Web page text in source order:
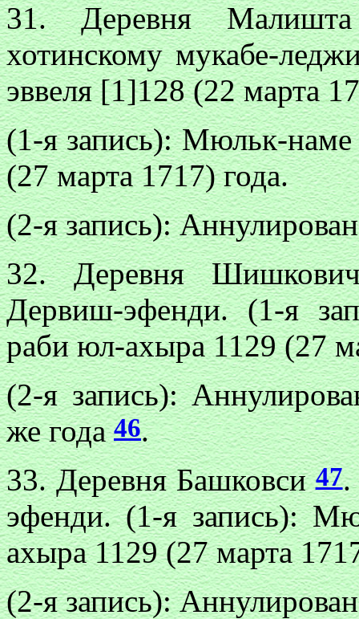
31. Деревня
хотинскому мукабе-
эввеля [1]128 (22 марта
(1-я запись): Мюльк-
(27 марта 1717) года.
(2-я запись):
32. Деревня
Дервиш-эфенди. (1-я
раби юл-ахыра 1129 (27
(2-я запись):
же года46.
33. Деревня Башковси47.
эфенди. (1-я запись):
ахыра 1129 (27 марта
(2-я запись):